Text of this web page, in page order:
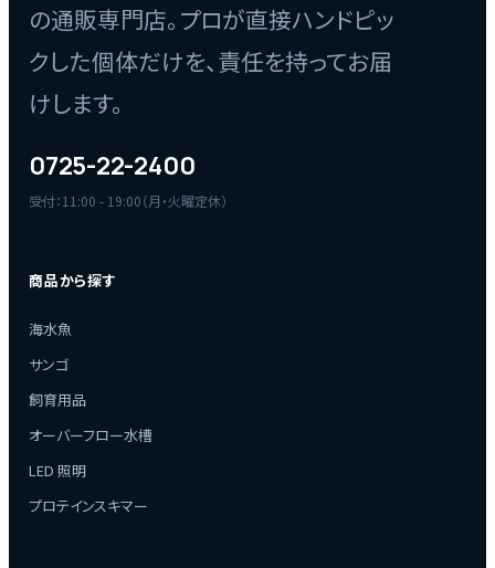
の通販専門店。プロが直接ハンドピッ
クした個体だけを、責任を持ってお届
けします。
0725-22-2400
受付：11:00 - 19:00（月・火曜定休）
商品から探す
海水魚
サンゴ
飼育用品
オーバーフロー水槽
LED 照明
プロテインスキマー